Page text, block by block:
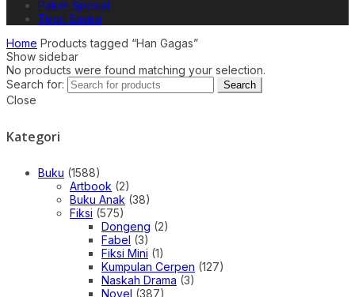
Paket Spesial
Teori Sastra
Home Products tagged “Han Gagas”
Show sidebar
No products were found matching your selection.
Search for:
Search
Close
Kategori
Buku (1588)
Artbook (2)
Buku Anak (38)
Fiksi (575)
Dongeng (2)
Fabel (3)
Fiksi Mini (1)
Kumpulan Cerpen (127)
Naskah Drama (3)
Novel (387)